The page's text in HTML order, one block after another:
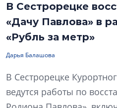
В Сестрорецке
«Дачу Павлова» в
«Рубль за метр»
Дарья Балашова
В Сестрорецке
ведутся работы по